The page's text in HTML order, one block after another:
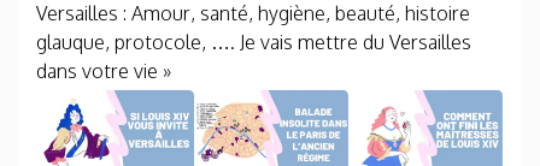
Versailles : Amour, santé, hygiène, beauté, histoire
glauque, protocole, …. Je vais mettre du Versailles
dans votre vie »